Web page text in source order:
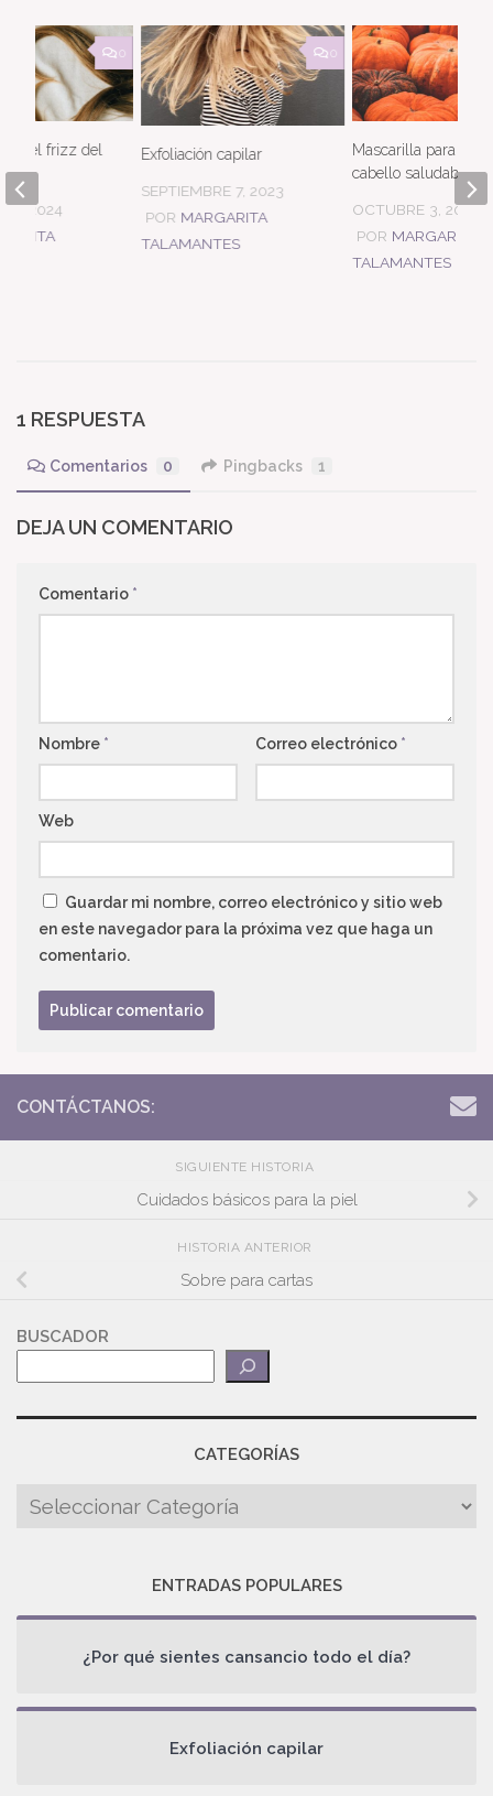
0
Exfoliación capilar
SEPTIEMBRE 7, 2023
POR MARGARITA
TALAMANTES
Mascarilla para
cabello saludable
OCTUBRE 3, 2023
POR MARGARITA
TALAMANTES
0
el frizz del
14, 2024
1 RESPUESTA
Comentarios 0 Pingbacks 1
DEJA UN COMENTARIO
Comentario *
Nombre * Correo electrónico *
Web
Guardar mi nombre, correo electrónico y sitio web
en este navegador para la próxima vez que haga un
comentario.
CONTÁCTANOS:
SIGUIENTE HISTORIA
Cuidados básicos para la piel
HISTORIA ANTERIOR
Sobre para cartas
BUSCADOR
CATEGORÍAS
ENTRADAS POPULARES
¿Por qué sientes cansancio todo el día?
Exfoliación capilar